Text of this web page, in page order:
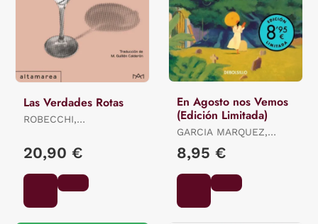
Las Verdades Rotas
ROBECCHI,
20,90 €
En Agosto nos Vemos
(Edición Limitada)
GARCIA MARQUEZ,
8,95 €